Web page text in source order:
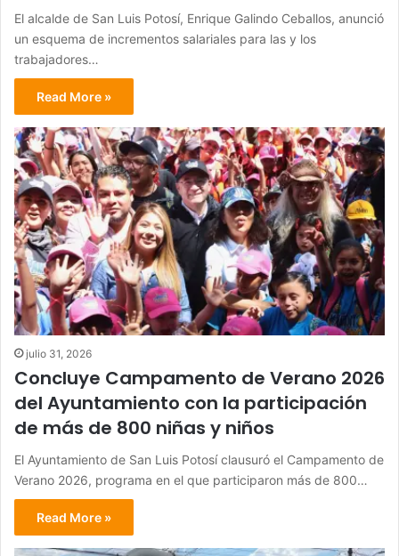
El alcalde de San Luis Potosí, Enrique Galindo Ceballos, anunció
un esquema de incrementos salariales para las y los
trabajadores…
Read More »
julio 31, 2026
Concluye Campamento de Verano 2026
del Ayuntamiento con la participación
de más de 800 niñas y niños
El Ayuntamiento de San Luis Potosí clausuró el Campamento de
Verano 2026, programa en el que participaron más de 800…
Read More »